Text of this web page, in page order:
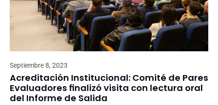
Septiembre 8, 2023
Acreditación Institucional: Comité de Pares
Evaluadores finalizó visita con lectura oral
del Informe de Salida